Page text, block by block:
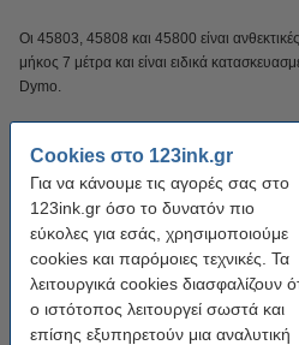
Cookies στο 123ink.gr
Για να κάνουμε τις αγορές σας στο
123ink.gr όσο το δυνατόν πιο
εύκολες για εσάς, χρησιμοποιούμε
cookies και παρόμοιες τεχνικές. Τα
λειτουργικά cookies διασφαλίζουν
ο ιστότοπος λειτουργεί σωστά και
επίσης εξυπηρετούν μια αναλυτική
Οι 45803, 45808 και 45800 είναι
μήκος 7 μέτρα και είναι ειδικά
Dymo.
επιτρέποντάς σου να δημιουργήσεις λεπτές,
Το θερμικό μελάνι βρίσκεται μεταξύ δύο
κείμενό σας από το νερό και τη φθορά,
χρησιμοποιηθούν τόσο σε εσωτερικούς
Με αυτές τις ταινίες οι ετικέτες
ευανάγνωστες για μεγάλο χρονικό διάστημα.